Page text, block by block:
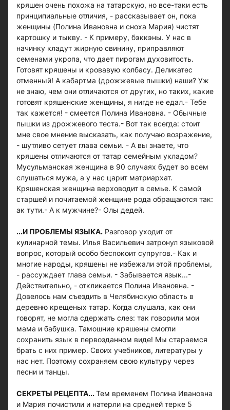
кряшен очень похожа на татарскую, но все-таки есть
принципиальные отличия, - рассказывает он, пока
женщины (Полина Ивановна и сноха Мария) чистят
картошку и тыкву. - К примеру, бэккэны. У нас в
начинку кладут жирную свинину, приправляют
семенами укропа, что дает пирогам духовитость.
Готовят кряшены и кровавую колбасу. Деликатес
отменный! А кабартма (дрожжевые пышки) наши? Уж
не знаю, чем они отличаются от других, но таких, какие
готовят кряшенские женщины, я нигде не едал.- Тебе
так кажется! - смеется Полина Ивановна. - Обычные
пышки из дрожжевого теста.- Вот так всегда: стоит
мне свое мнение высказать, как получаю возражение,
- шутливо сетует глава семьи. - А вы знаете, что
кряшены отличаются от татар семейным укладом?
Мусульманская женщина в 90 случаях будет во всем
слушаться мужа, а у нас царит матриархат.
Кряшенская женщина верховодит в семье. К самой
старшей и почитаемой женщине рода обращаются так:
ак тути.- А к мужчине?- Олы дедей.
...И ПРОБЛЕМЫ ЯЗЫКА. Разговор уходит от
кулинарной темы. Илья Васильевич затронул языковой
вопрос, который особо беспокоит супругов.- Как и
многие народы, кряшены не избежали этой проблемы,
- рассуждает глава семьи. - Забывается язык...-
Действительно, - откликается Полина Ивановна. -
Довелось нам съездить в Челябинскую область в
деревню крещеных татар. Когда слушала, как они
говорят, не могла сдержать слез: так говорили мои
мама и бабушка. Тамошние кряшены смогли
сохранить язык в первозданном виде! Мы стараемся
брать с них пример. Своих учебников, литературы у
нас нет. Поэтому сохраняем свою культуру через
песни и танцы.
СЕКРЕТЫ РЕЦЕПТА...Тем временем Полина Ивановна
и Мария почистили и натерли на средней терке 5